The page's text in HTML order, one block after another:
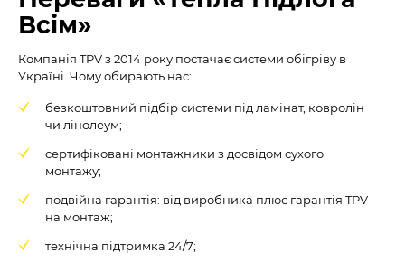
Всім»
Компанія TPV з 2014 року постачає системи обігріву в
Україні. Чому обирають нас:
безкоштовний підбір системи під ламінат, ковролін
чи лінолеум;
сертифіковані монтажники з досвідом сухого
монтажу;
подвійна гарантія: від виробника плюс гарантія TPV
на монтаж;
технічна підтримка 24/7;